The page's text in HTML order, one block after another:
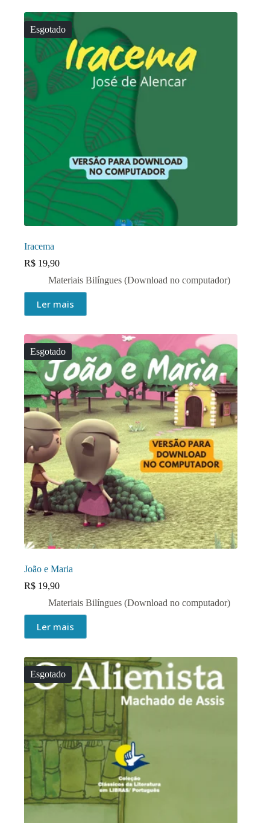
Esgotado
Iracema
R$ 19,90
Materiais Bilíngues (Download no computador)
Ler mais
Esgotado
João e Maria
R$ 19,90
Materiais Bilíngues (Download no computador)
Ler mais
Esgotado